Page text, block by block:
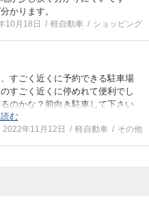
かります。
10月18日 軽自動車 ショッピング
すごく近くに予約できる駐車場
すごく近くに停めれて便利でし
のかな？前向き駐車して下さい
してる車も多くて、一番端の1番
が、広い駐車場だったのでまあ
らを利用したいです。
む
2022年11月12日 軽自動車 その他